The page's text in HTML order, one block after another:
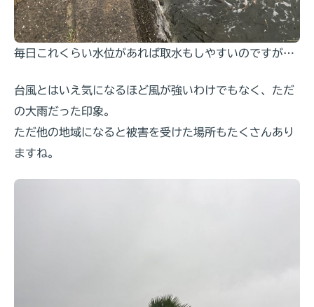
毎日これくらい水位があれば取水もしやすいのですが…
台風とはいえ気になるほど風が強いわけでもなく、ただ
の大雨だった印象。
ただ他の地域になると被害を受けた場所もたくさんあり
ますね。